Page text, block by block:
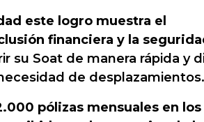
este logro muestra el
financiera y la
su Soat de manera rápida y
de desplazamientos.
pólizas mensuales en los